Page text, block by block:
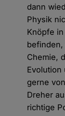
dann
Physik
Knöpfe
befinden,
Chemie,
Evolution
gerne
Dreher
richtige